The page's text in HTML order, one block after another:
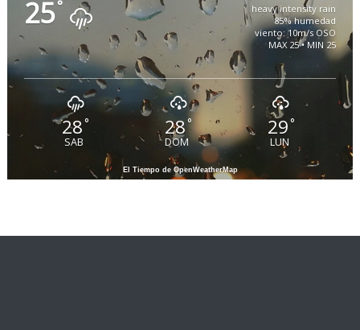
25°
heavy intensity rain
85% humedad
viento: 10m/s OSO
MAX 25 • MIN 25
28°
SAB
28 °
DOM
29°
LUN
El Tiempo de OpenWeatherMap